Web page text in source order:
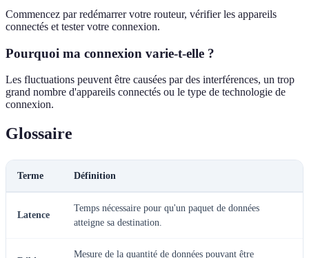
Commencez par redémarrer votre routeur, vérifier les appareils
connectés et tester votre connexion.
Pourquoi ma connexion varie-t-elle ?
Les fluctuations peuvent être causées par des interférences, un trop
grand nombre d'appareils connectés ou le type de technologie de
connexion.
Glossaire
Terme Définition
Latence
Temps nécessaire pour qu'un paquet de données
atteigne sa destination.
Mesure de la quantité de données pouvant être